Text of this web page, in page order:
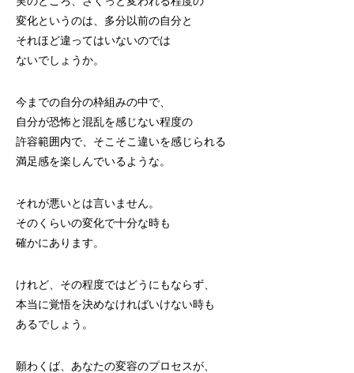
変化というのは、多分以前の自分と
それほど違ってはいないのでは
ないでしょうか。
今までの自分の枠組みの中で、
自分が恐怖と混乱を感じない程度の
許容範囲内で、そこそこ違いを感じられる
満足感を楽しんでいるような。
それが悪いとは言いません。
そのくらいの変化で十分な時も
確かにあります。
けれど、その程度ではどうにもならず、
本当に覚悟を決めなければいけない時も
あるでしょう。
願わくば、あなたの変容のプロセスが、